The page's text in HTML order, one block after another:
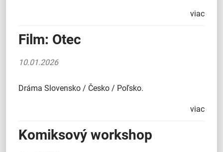
viac
Film: Otec
10.01.2026
Dráma Slovensko / Česko / Poľsko.
viac
Komiksový workshop